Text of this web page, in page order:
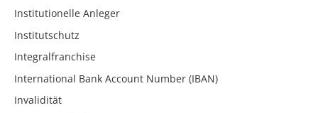
Institutionelle Anleger
Institutschutz
Integralfranchise
International Bank Account Number (IBAN)
Invalidität